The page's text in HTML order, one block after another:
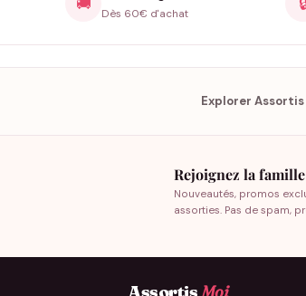
Dès 60€ d'achat
Explorer Assortis
Rejoignez la
Nouveautés, promos
assorties. Pas de spam,